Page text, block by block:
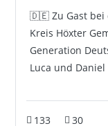
🇩🇪 Zu Gast bei
Kreis Höxter
Generation
Luca und Daniel
133 30